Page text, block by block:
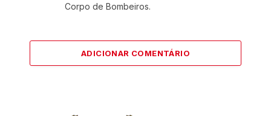
Corpo de Bombeiros.
ADICIONAR COMENTÁRIO